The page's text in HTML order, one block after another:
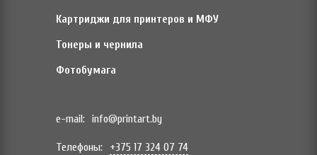
Картриджи для принтеров и МФУ
Тонеры и чернила
Фотобумага
e-mail: info@printart.by
Телефоны:
+375 17 324 07 74